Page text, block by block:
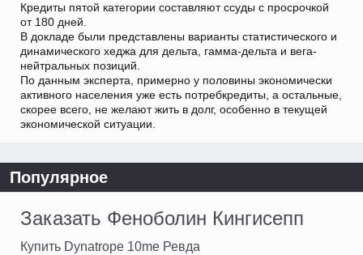
Кредиты пятой категории составляют ссуды с просрочкой
от 180 дней.
В докладе были представлены варианты статистического и
динамического хеджа для дельта, гамма-дельта и вега-
нейтральных позиций.
По данным эксперта, примерно у половины экономически
активного населения уже есть потребкредиты, а остальные,
скорее всего, не желают жить в долг, особенно в текущей
экономической ситуации.
Популярное
Заказать Феноболин Кингисепп
Купить Dynatrope 10me Ревда